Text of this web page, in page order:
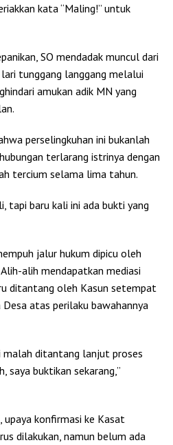
kata “Maling!” untuk
SO mendadak muncul dari
tunggang langgang melalui
amukan adik MN yang
perselingkuhan ini bukanlah
terlarang istrinya dengan
tercium selama lima tahun.
tapi baru kali ini ada bukti yang
jalur hukum dipicu oleh
alih mendapatkan mediasi
ditantang oleh Kasun setempat
atas perilaku bawahannya
malah ditantang lanjut proses
saya buktikan sekarang,”
upaya konfirmasi ke Kasat
dilakukan, namun belum ada